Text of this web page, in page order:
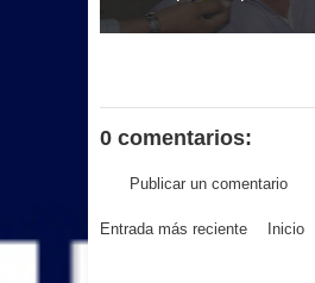
0 comentarios:
Publicar un comentario
Entrada más reciente Inicio